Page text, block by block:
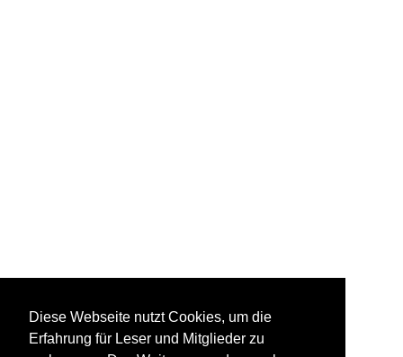
Diese Webseite nutzt Cookies, um die
Erfahrung für Leser und Mitglieder zu